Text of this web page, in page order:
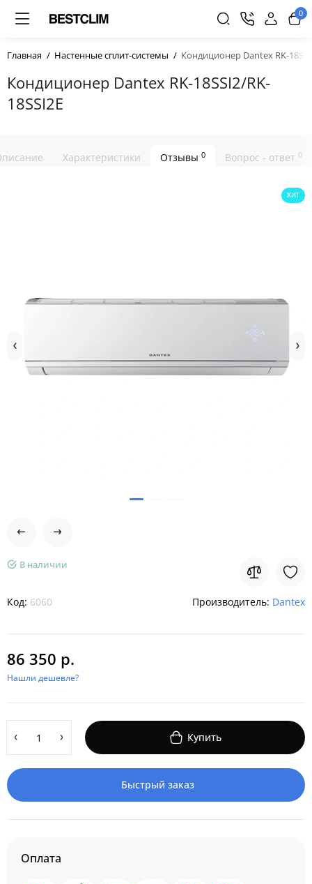
0
Главная Настенные сплит-системы Кондиционер Dantex RK-
Кондиционер Dantex RK-18SSI2/RK-
18SSI2E
Характеристики Отзывы 0 Вопрос - ответ 0
ХИТ
В наличии
Код: 6060 Производитель: Dantex
86 350 р.
Нашли дешевле?
Купить
Быстрый заказ
Оплата